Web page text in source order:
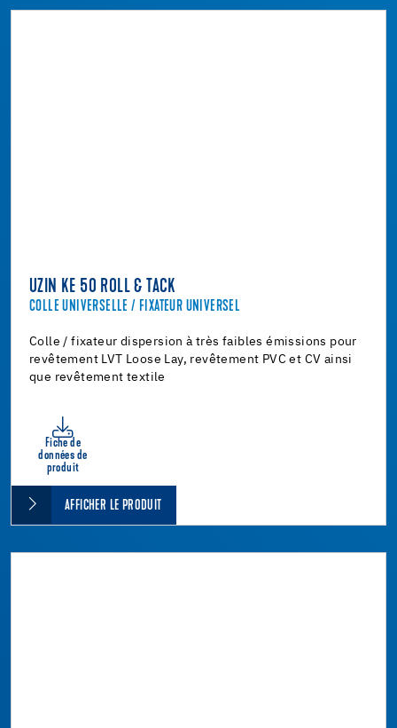
UZIN KE 50 ROLL & TACK
COLLE UNIVERSELLE / FIXATEUR UNIVERSEL
Colle / fixateur dispersion à très faibles émissions pour
revêtement LVT Loose Lay, revêtement PVC et CV ainsi
que revêtement textile
Fiche de
données de
produit
AFFICHER LE PRODUIT